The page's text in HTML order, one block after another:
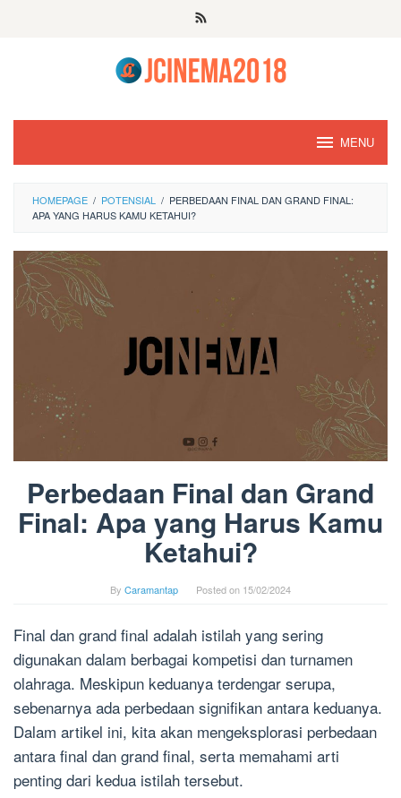
MENU
HOMEPAGE / POTENSIAL / PERBEDAAN FINAL DAN GRAND FINAL:
APA YANG HARUS KAMU KETAHUI?
Perbedaan Final dan Grand
Final: Apa yang Harus Kamu
Ketahui?
By Caramantap Posted on 15/02/2024
Final dan grand final adalah istilah yang sering
digunakan dalam berbagai kompetisi dan turnamen
olahraga. Meskipun keduanya terdengar serupa,
sebenarnya ada perbedaan signifikan antara keduanya.
Dalam artikel ini, kita akan mengeksplorasi perbedaan
antara final dan grand final, serta memahami arti
penting dari kedua istilah tersebut.